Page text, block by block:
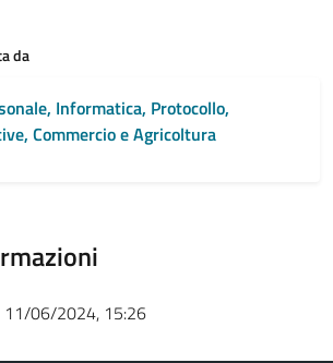
da
Informatica, Protocollo,
Commercio e Agricoltura
11/06/2024, 15:26